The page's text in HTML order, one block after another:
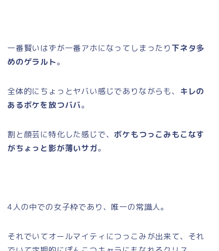
一番賢いはずが一番アホになってしまったり下ネタ多
めのゲラルト。
全体的にちょっとヤバい感じでありながらも、 キレの
あるボケを放つババ。
割と顔芸に特化した感じで、 ボケもつっこみもこなす
がちょっと影が薄いサガ。
4人の中での女子枠であり、唯一の常識人。
それでいてオールマイティにつっこみが出来て、それ